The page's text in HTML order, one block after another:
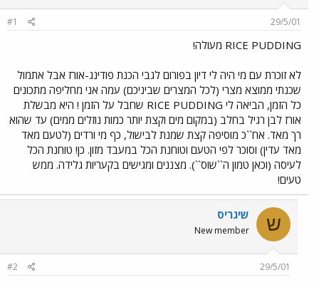
ש
א
ר
29/5/01
#1
RICE PUDDING מעולה!
לא זוכרת עם מי היה לי דיון בפורום לגבי הכנת פודינג-אורז אבל אתמול
שכנתי ממוצא מצרי (לכל המצרים שביניכם) עמה אני מחליפה מתכונים
כל הזמן, הביאה לי RICE PUDDING שחבל על הזמן ! היא מבשלת
אורז לבן רגיל בחלב (במקום מים וקצת יותר כמות נוזלים ממים) עד שהוא
רך מאד. אח``כ מוסיפה קצת שמנת לבישול, כף מי ורדים (לטעם מאד
מאד עדין) וסוכר לפי הטעם וטוחנת הכל במעבד מזון. כן! טוחנת הכל
לעיסה (וכאן טמון ה``שוס``). מצננים ומגישים בקעריות גלידה. ממש
טעים!
ש שיגריס
New member
29/5/01
#2